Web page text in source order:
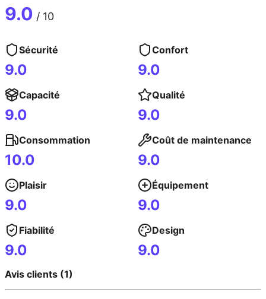
9.0 / 10
Sécurité
9.0
Confort
9.0
Capacité
9.0
Qualité
9.0
Consommation
10.0
Coût de maintenance
9.0
Plaisir
9.0
Équipement
9.0
Fiabilité
9.0
Design
9.0
Avis clients (1)